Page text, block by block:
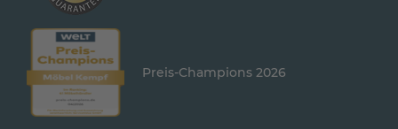
Preis-Champions 2026